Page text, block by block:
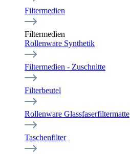
Filtermedien
Filtermedien
Rollenware Synthetik
Filtermedien - Zuschnitte
Filterbeutel
Rollenware Glassfaserfiltermatte
Taschenfilter